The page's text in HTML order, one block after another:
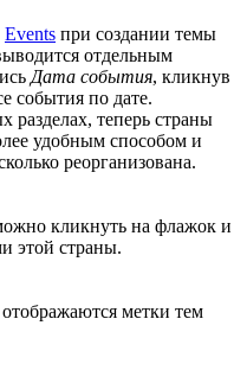
Events при создании темы
отдельным
Дата события, кликнув
события по дате.
разделах, теперь страны
удобным способом и
реорганизована.
кликнуть на флажок и
этой страны.
метки тем